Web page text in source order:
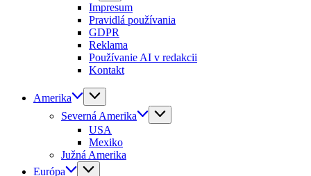
Impresum
Pravidlá používania
GDPR
Reklama
Používanie AI v redakcii
Kontakt
Amerika
Severná Amerika
USA
Mexiko
Južná Amerika
Európa